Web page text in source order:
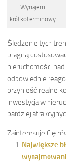
Wynajem
krótkoterminowy
Śledzenie tych
pragną
nieruchomości
odpowiednie
przynieść realne
inwestycja w
bardziej
Zainteresuje Cię
Największe